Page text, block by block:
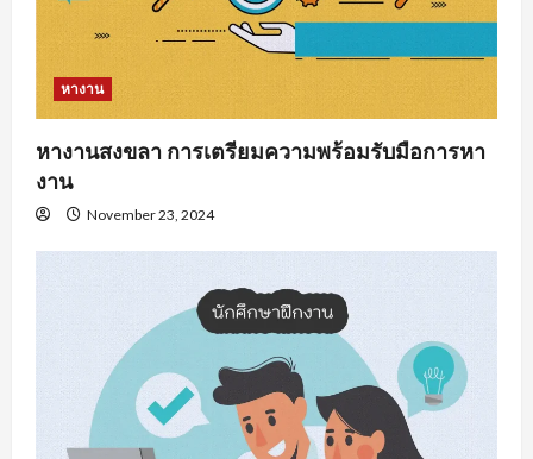
หางาน
หางานสงขลา การเตรียมความพร้อมรับมือการหา
งาน
November 23, 2024